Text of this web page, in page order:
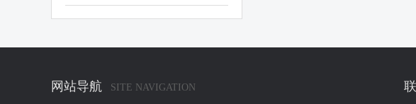
网站导航 SITE NAVIGATION